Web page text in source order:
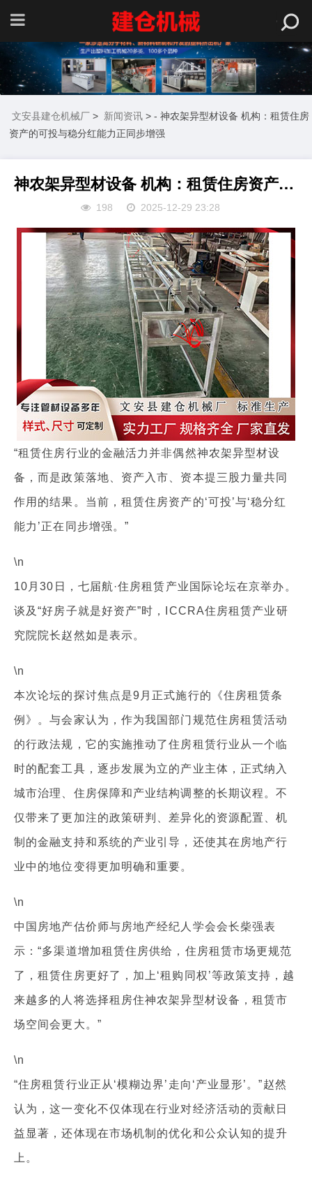
文安县建仓机械厂 > 新闻资讯 > - 神农架异型材设备 机构：租赁住房
资产的可投与稳分红能力正同步增强
神农架异型材设备 机构：租赁住房资产的可投与稳分红能力正同步增强
198 2025-12-29 23:28
“租赁住房行业的金融活力并非偶然神农架异型材设
备，而是政策落地、资产入市、资本提三股力量共同
作用的结果。当前，租赁住房资产的‘可投’与‘稳分红
能力’正在同步增强。”
\n
10月30日，七届航·住房租赁产业国际论坛在京举办。
谈及“好房子就是好资产”时，ICCRA住房租赁产业研
究院院长赵然如是表示。
\n
本次论坛的探讨焦点是9月正式施行的《住房租赁条
例》。与会家认为，作为我国部门规范住房租赁活动
的行政法规，它的实施推动了住房租赁行业从一个临
时的配套工具，逐步发展为立的产业主体，正式纳入
城市治理、住房保障和产业结构调整的长期议程。不
仅带来了更加注的政策研判、差异化的资源配置、机
制的金融支持和系统的产业引导，还使其在房地产行
业中的地位变得更加明确和重要。
\n
中国房地产估价师与房地产经纪人学会会长柴强表
示：“多渠道增加租赁住房供给，住房租赁市场更规范
了，租赁住房更好了，加上‘租购同权’等政策支持，越
来越多的人将选择租房住神农架异型材设备，租赁市
场空间会更大。”
\n
“住房租赁行业正从‘模糊边界’走向‘产业显形’。”赵然
认为，这一变化不仅体现在行业对经济活动的贡献日
益显著，还体现在市场机制的优化和公众认知的提升
上。